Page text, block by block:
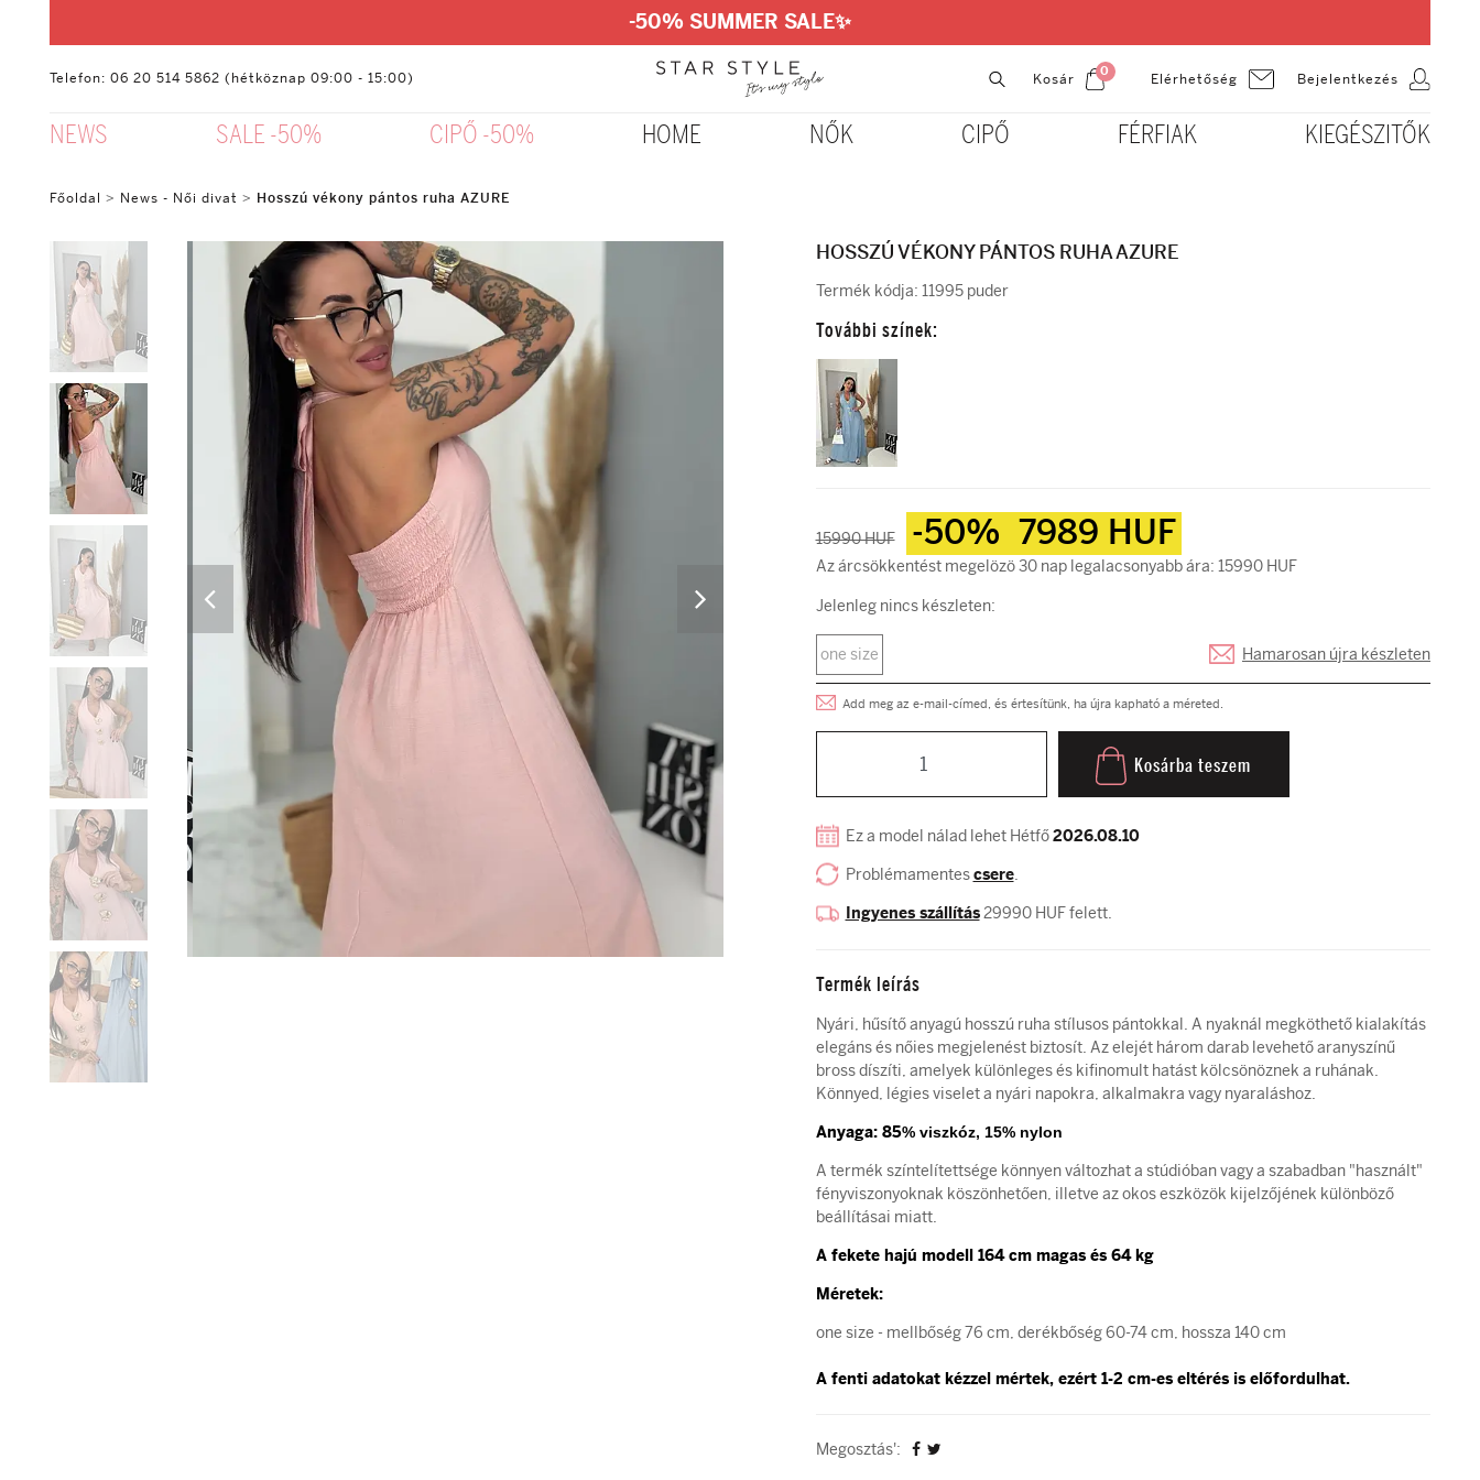
-50% SUMMER SALE✨
Telefon: 06 20 514 5862 (hétköznap 09:00 - 15:00) Kosár
0
Elérhetőség Bejelentkezés
NEWS SALE -50% CIPŐ -50% HOME NŐK CIPŐ FÉRFIAK KIEGÉSZITŐK
Főoldal > News - Női divat > Hosszú vékony pántos ruha AZURE
HOSSZÚ VÉKONY PÁNTOS RUHA AZURE
Termék kódja: 11995 puder
További színek:
15990 HUF -50% 7989 HUF
Az árcsökkentést megelözö 30 nap legalacsonyabb ára: 15990 HUF
Jelenleg nincs készleten:
one size Hamarosan újra készleten
Add meg az e-mail-címed, és értesítünk, ha újra kapható a méreted.
Kosárba teszem
Ez a model nálad lehet Hétfő2026.08.10
Problémamentescsere.
Ingyenes szállítás29990 HUF felett.
Termék leírás
Nyári, hűsítő anyagú hosszú ruha stílusos pántokkal. A nyaknál megköthető kialakítás
elegáns és nőies megjelenést biztosít. Az elejét három darab levehető aranyszínű
bross díszíti, amelyek különleges és kifinomult hatást kölcsönöznek a ruhának.
Könnyed, légies viselet a nyári napokra, alkalmakra vagy nyaraláshoz.
Anyaga:85% viszkóz, 15% nylon
A termék színtelítettsége könnyen változhat a stúdióban vagy a szabadban "használt"
fényviszonyoknak köszönhetően, illetve az okos eszközök kijelzőjének különböző
beállításai miatt.
A fekete hajú modell 164 cm magas és 64 kg
Méretek:
one size - mellbőség 76 cm, derékbőség 60-74 cm, hossza 140 cm
A fenti adatokat kézzel mértek, ezért 1-2 cm-es eltérés is előfordulhat.
Megosztás':